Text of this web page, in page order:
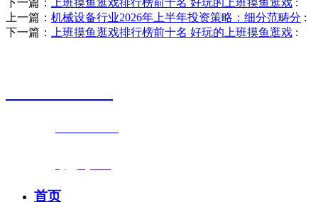
上一篇： 机械设备行业2026年上半年投资策略：细分范畴分 :
下一篇：
上班摸鱼逛戏排行榜前十名 好玩的上班摸鱼逛戏 :
首页